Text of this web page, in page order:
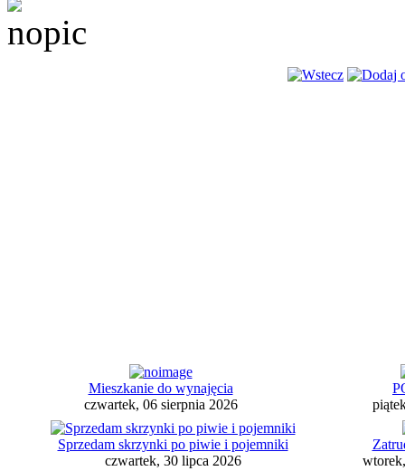
Mieszkanie do wynajęcia
czwartek, 06 sierpnia 2026
Sprzedam skrzynki po piwie i pojemniki
czwartek, 30 lipca 2026